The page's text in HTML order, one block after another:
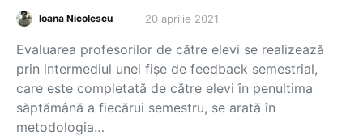
Ioana Nicolescu 20 aprilie 2021
Evaluarea profesorilor de către elevi se realizează
prin intermediul unei fișe de feedback semestrial,
care este completată de către elevi în penultima
săptămână a fiecărui semestru, se arată în
metodologia…